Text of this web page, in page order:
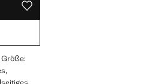
ALS FAVORIT SPEICHERN